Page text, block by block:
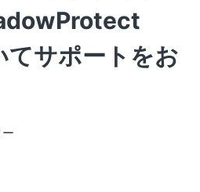
てサポートをお